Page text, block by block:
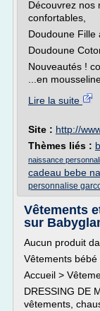
Découvrez nos
confortables,
Doudoune Fille
Doudoune
Nouveautés !
...en
Lire la suite
Site : http://
Thèmes liés :
naissance
cadeau bebe
personnalise
Vêtements
sur
Aucun produit
Vêtements bébé
Accueil >
DRESSING DE
vêtements,